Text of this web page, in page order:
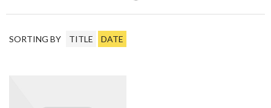
SORTING BY TITLE DATE